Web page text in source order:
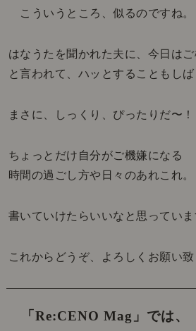
こういうところ、似るのですね。
はなうたを聞かれた夫に、今日はご
と言われて、ハッとすることもし
まさに、しっくり、ぴったりだ〜！
ちょっとだけ自分がご機嫌になる
時間の過ごし方や日々のあれこれ
書いていけたらいいなと思ってい
これからどうぞ、よろしくお願い致
「Re:CENO Mag」では、